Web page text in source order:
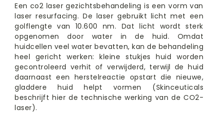
Een co2 laser gezichtsbehandeling is een vorm van
laser resurfacing. De laser gebruikt licht met een
golflengte van 10.600 nm. Dat licht wordt sterk
opgenomen door water in de huid. Omdat
huidcellen veel water bevatten, kan de behandeling
heel gericht werken: kleine stukjes huid worden
gecontroleerd verhit of verwijderd, terwijl de huid
daarnaast een herstelreactie opstart die nieuwe,
gladdere huid helpt vormen (Skinceuticals
beschrijft hier de technische werking van de CO2-
laser).